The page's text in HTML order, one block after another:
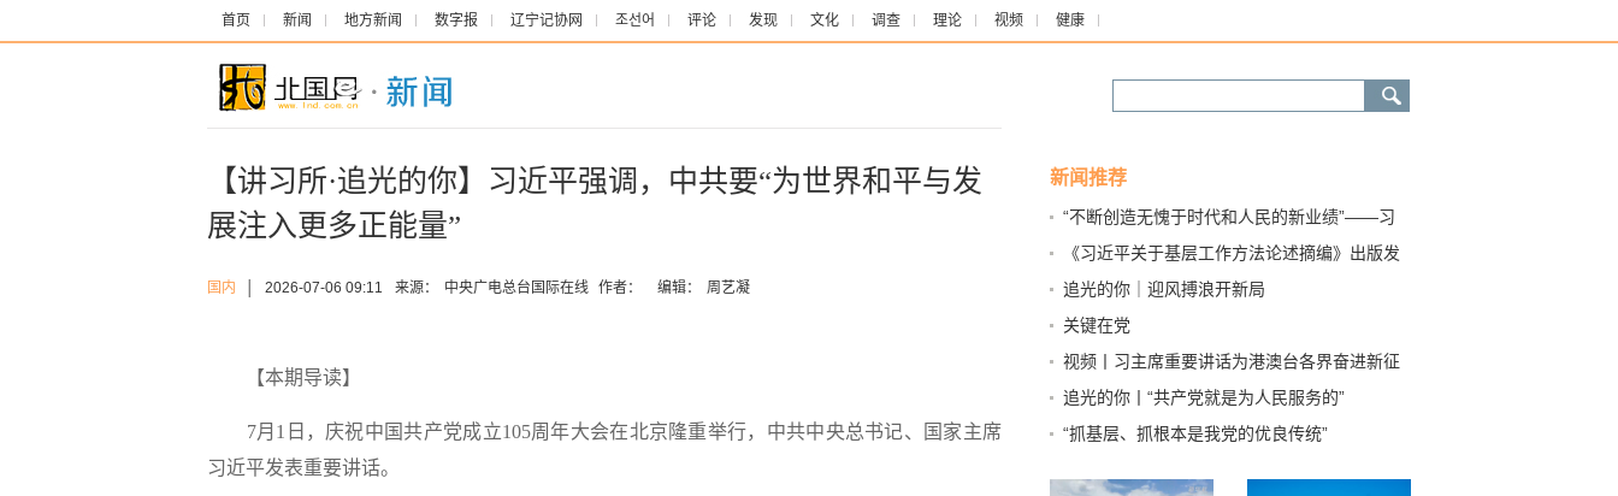
首页 新闻 地方新闻 数字报 辽宁记协网 조선어 评论 发现 文化 调查 理论 视频 健康
【讲习所·追光的你】习近平强调，中共要“为世界和平与发
展注入更多正能量”
国内 2026-07-06 09:11 来源： 中央广电总台国际在线 作者： 编辑： 周艺凝
【本期导读】
7月1日，庆祝中国共产党成立105周年大会在北京隆重举行，中共中央总书记、国家主席
习近平发表重要讲话。
新闻推荐
“不断创造无愧于时代和人民的新业绩”——习
近平总书记与“七一勋章”获得者的故事
《习近平关于基层工作方法论述摘编》出版发
行
追光的你｜迎风搏浪开新局
关键在党
视频丨习主席重要讲话为港澳台各界奋进新征
程指明方向
追光的你丨“共产党就是为人民服务的”
“抓基层、抓根本是我党的优良传统”